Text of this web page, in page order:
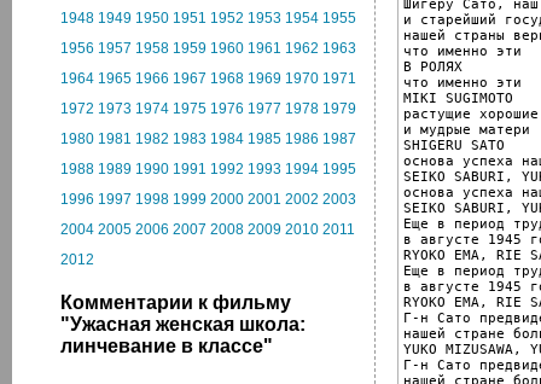
1948 1949 1950 1951 1952 1953 1954 1955
1956 1957 1958 1959 1960 1961 1962 1963
1964 1965 1966 1967 1968 1969 1970 1971
1972 1973 1974 1975 1976 1977 1978 1979
1980 1981 1982 1983 1984 1985 1986 1987
1988 1989 1990 1991 1992 1993 1994 1995
1996 1997 1998 1999 2000 2001 2002 2003
2004 2005 2006 2007 2008 2009 2010 2011
2012
Комментарии к фильму
"Ужасная женская школа:
линчевание в классе"
Шигеру Сато,
и старейший
нашей страны
что именно эти
В РОЛЯХ
что именно эти
MIKI SUGIMOTO
растущие
и мудрые матери
SHIGERU SATO
основа успеха
SEIKO SABURI,
основа успеха
SEIKO SABURI,
Еще в период
в августе 1945
RYOKO EMA, RIE
Еще в период
в августе 1945
RYOKO EMA, RIE
Г-н Сато
нашей стране
YUKO MIZUSAWA,
Г-н Сато
нашей стране